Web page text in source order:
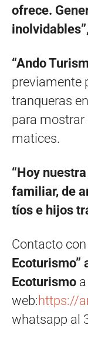
ofrece.
“Ando
previamente
tranqueras
para mostrar
matices.
“Hoy
familiar, de
tíos e hijos
Contacto con
Ecoturismo”
Ecoturismo
web: https://
whatsapp al